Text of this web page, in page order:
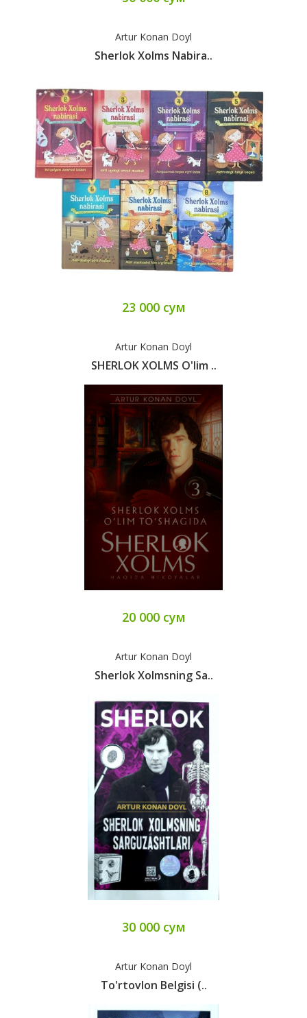
Artur Konan Doyl
Sherlok Xolms Nabira..
23 000 сум
Artur Konan Doyl
SHERLOK XOLMS O'lim ..
20 000 сум
Artur Konan Doyl
Sherlok Xolmsning Sa..
30 000 сум
Artur Konan Doyl
To'rtovlon Belgisi (..